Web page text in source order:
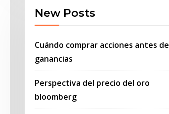
New Posts
Cuándo comprar acciones antes de
ganancias
Perspectiva del precio del oro
bloomberg